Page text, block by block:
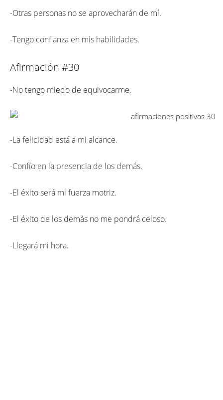
-Otras personas no se aprovecharán de mí.
-Tengo confianza en mis habilidades.
Afirmación #30
-No tengo miedo de equivocarme.
-La felicidad está a mi alcance.
-Confío en la presencia de los demás.
-El éxito será mi fuerza motriz.
-El éxito de los demás no me pondrá celoso.
-Llegará mi hora.